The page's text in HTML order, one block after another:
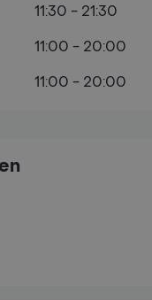
11:30 - 21:30
11:00 - 20:00
11:00 - 20:00